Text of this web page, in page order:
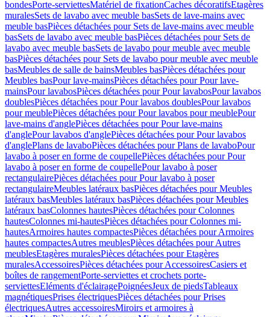
bondesPorte-serviettesMatériel de fixationCaches décoratifsEtagères
muralesSets de lavabo avec meuble basSets de lave-mains avec
meuble basPièces détachées pour Sets de lave-mains avec meuble
basSets de lavabo avec meuble basPièces détachées pour Sets de
lavabo avec meuble basSets de lavabo pour meuble avec meuble
basPièces détachées pour Sets de lavabo pour meuble avec meuble
basMeubles de salle de bainsMeubles basPièces détachées pour
Meubles basPour lave-mainsPièces détachées pour Pour lave-
mainsPour lavabosPièces détachées pour Pour lavabosPour lavabos
doublesPièces détachées pour Pour lavabos doublesPour lavabos
pour meublePièces détachées pour Pour lavabos pour meublePour
lave-mains d'anglePièces détachées pour Pour lave-mains
d'anglePour lavabos d'anglePièces détachées pour Pour lavabos
d'anglePlans de lavaboPièces détachées pour Plans de lavaboPour
lavabo à poser en forme de coupellePièces détachées pour Pour
lavabo à poser en forme de coupellePour lavabo à poser
rectangulairePièces détachées pour Pour lavabo à poser
rectangulaireMeubles latéraux basPièces détachées pour Meubles
latéraux basMeubles latéraux basPièces détachées pour Meubles
latéraux basColonnes hautesPièces détachées pour Colonnes
hautesColonnes mi-hautesPièces détachées pour Colonnes mi-
hautesArmoires hautes compactesPièces détachées pour Armoires
hautes compactesAutres meublesPièces détachées pour Autres
meublesEtagères muralesPièces détachées pour Etagères
muralesAccessoiresPièces détachées pour AccessoiresCasiers et
boîtes de rangementPorte-serviettes et crochets porte-
serviettesEléments d'éclairagePoignéesJeux de piedsTableaux
magnétiquesPrises électriquesPièces détachées pour Prises
électriquesAutres accessoiresMiroirs et armoires à